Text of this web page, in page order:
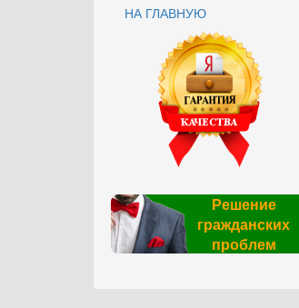
НА ГЛАВНУЮ
Решение
гражданских
проблем